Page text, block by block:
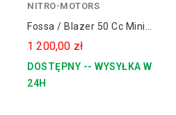
pomarańczowy
NITRO-MOTORS
Fossa / Blazer 50 Cc Mini
Cross 10" Dla Dziecka
1 200,00 zł
DOSTĘPNY -- WYSYŁKA W
24H